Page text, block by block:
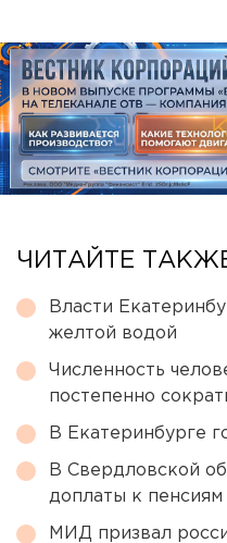
ЧИТАЙТЕ
Власти
желтой водой
Численность
постепенно
В Екатеринбурге
В Свердловской
доплаты к
МИД призвал